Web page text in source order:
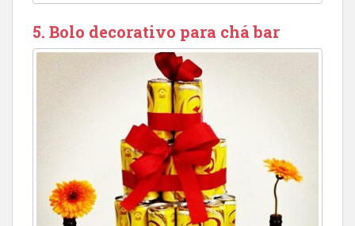
5. Bolo decorativo para chá bar